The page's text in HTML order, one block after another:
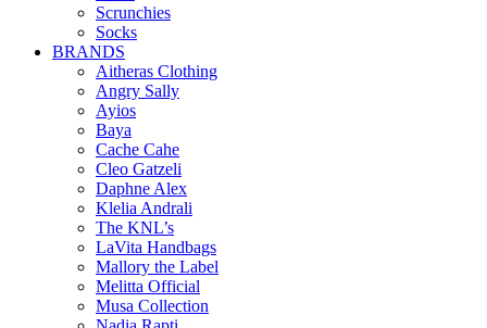
Scrunchies
Socks
BRANDS
Aitheras Clothing
Angry Sally
Ayios
Baya
Cache Cahe
Cleo Gatzeli
Daphne Alex
Klelia Andrali
The KNL’s
LaVita Handbags
Mallory the Label
Melitta Official
Musa Collection